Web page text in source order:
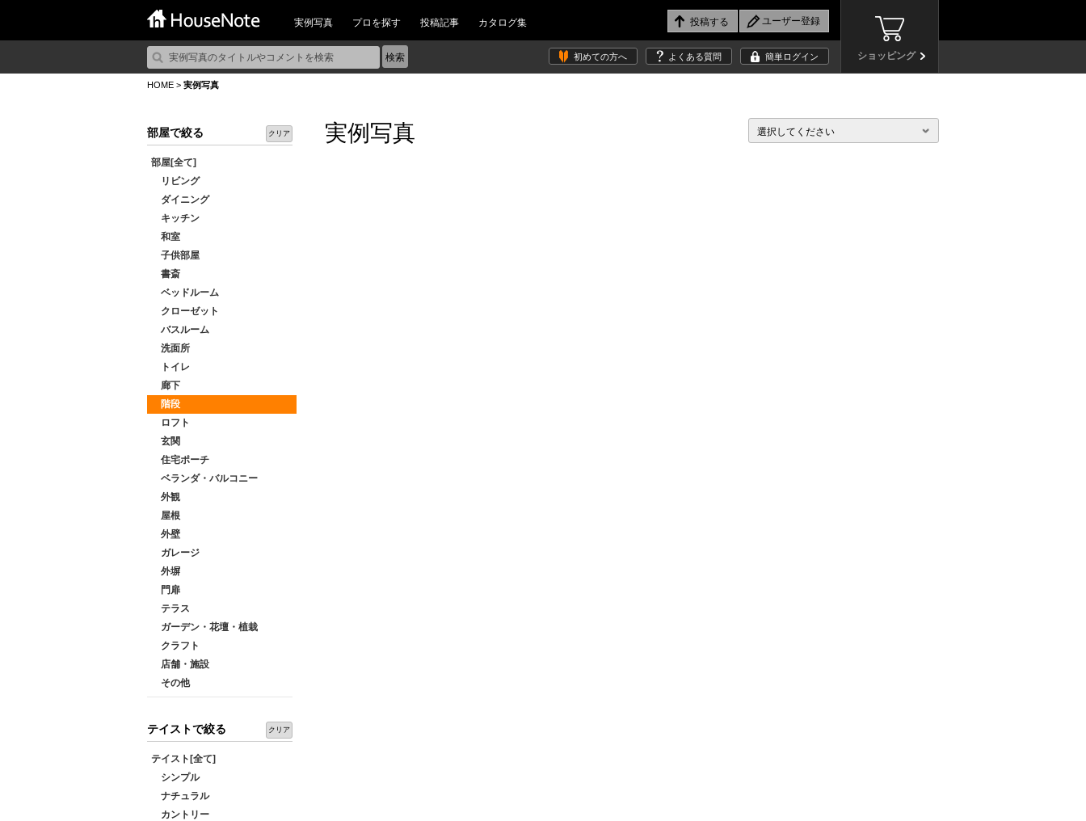
実例写真 プロを探す 投稿記事 カタログ集
ショッピング
初めての方へ よくある質問 簡単ログイン
HOME > 実例写真
部屋で絞る クリア
部屋[全て]
リビング
ダイニング
キッチン
和室
子供部屋
書斎
ベッドルーム
クローゼット
バスルーム
洗面所
トイレ
廊下
階段
ロフト
玄関
住宅ポーチ
ベランダ・バルコニー
外観
屋根
外壁
ガレージ
外塀
門扉
テラス
ガーデン・花壇・植栽
クラフト
店舗・施設
その他
テイストで絞る クリア
テイスト[全て]
シンプル
ナチュラル
カントリー
実例写真 選択してください